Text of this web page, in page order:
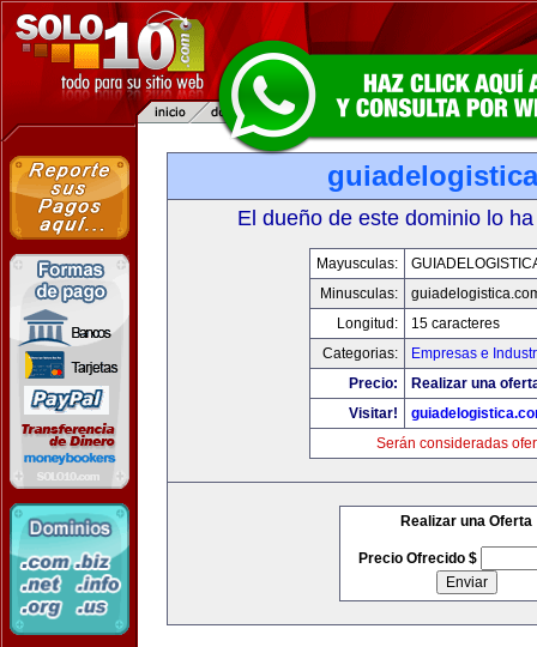
El dueño de este dominio lo
Mayusculas:
Minusculas:
Longitud:
15 caracteres
Categorias:
Empresas e
Precio:
Realizar una
Visitar!
Serán consideradas
Realizar una Oferta
Precio Ofrecido $